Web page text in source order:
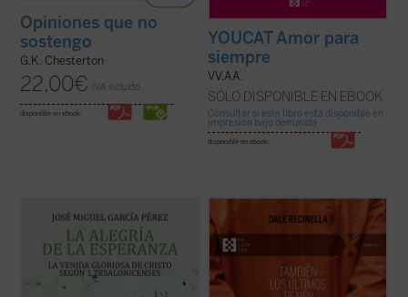
Opiniones que no
sostengo
G.K. Chesterton
22,00€ IVA incluido
disponible en ebook:
YOUCAT Amor para
siempre
VV.AA.
SÓLO DISPONIBLE EN EBOOK
Consultar si este libro está disponible en
impresión bajo demanda
disponible en ebook:
que devuelve a la palabra paulina su
tonalidad originaria, abierta a la plenitud
cristológica, y que constituye una
esperanza cristiana como fuente de alegría
(ver ficha)
Recinella nos invita a ver lo que casi nadie
quiere mirar: el rostro humano detrás de
una sentencia, el clamor que ningún
tribunal alcanza a oír. Mientras el tiempo se
acerca a su final, él permanece junto ...
(ver
ficha)